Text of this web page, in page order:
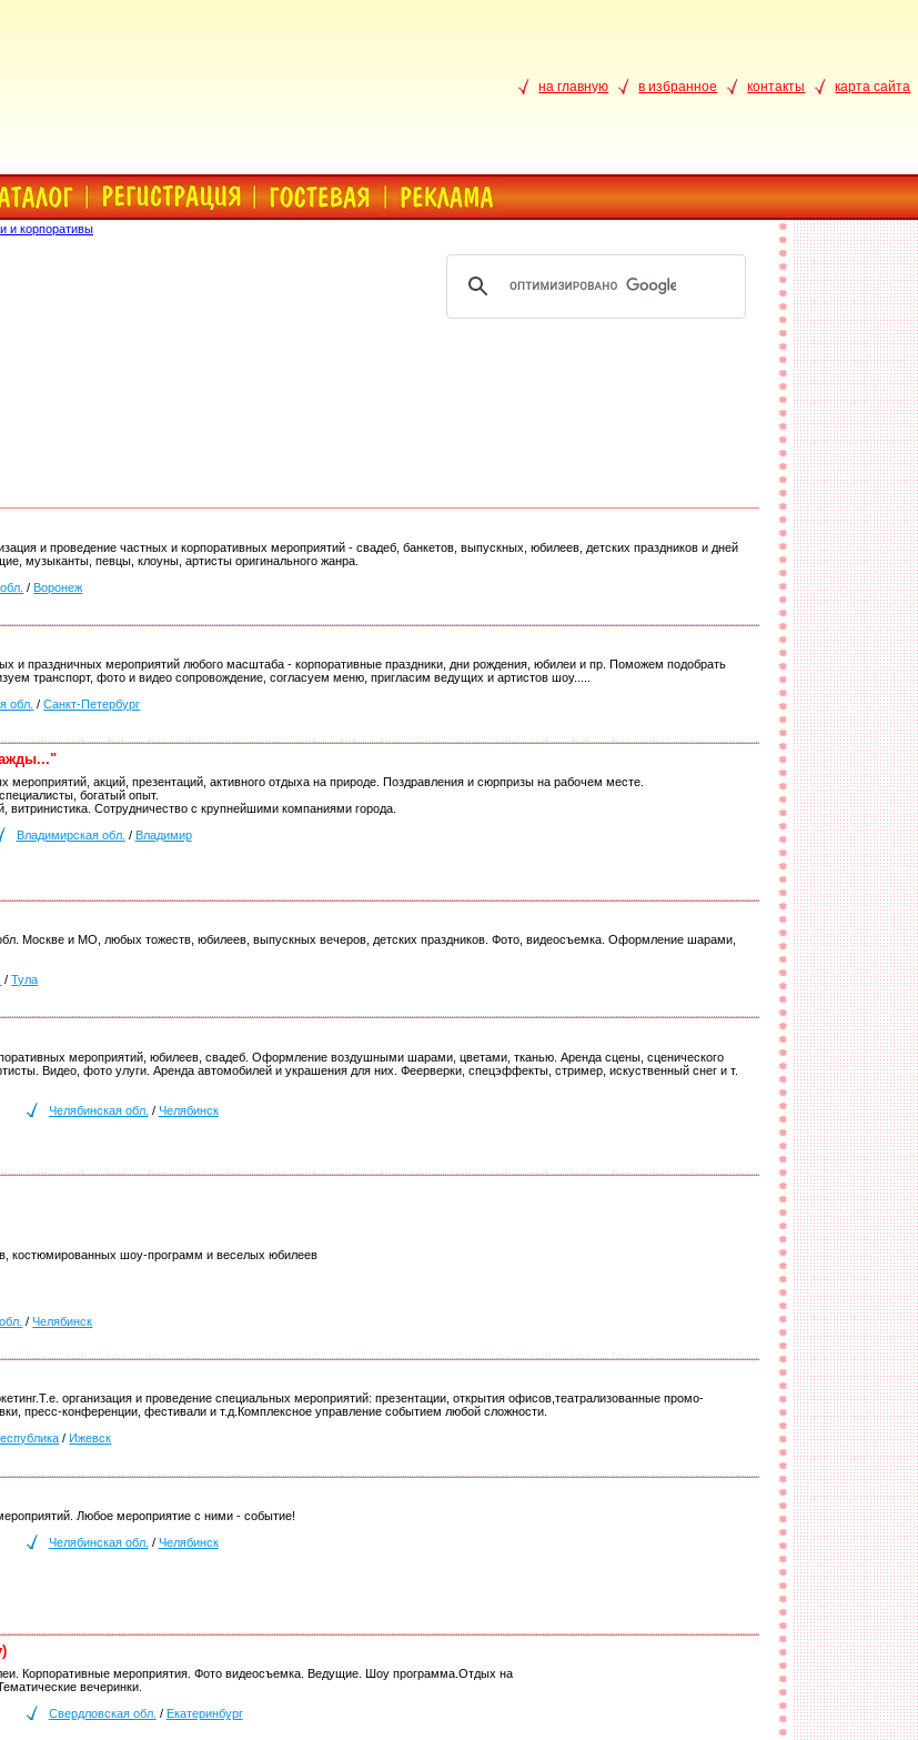
на главную в избранное контакты карта сайта
и корпоративы
и проведение частных и корпоративных мероприятий - свадеб, банкетов, выпускных, юбилеев, детских праздников и дней
музыканты, певцы, клоуны, артисты оригинального жанра.
/Воронеж
и праздничных мероприятий любого масштаба - корпоративные праздники, дни рождения, юбилеи и пр. Поможем подобрать
транспорт, фото и видео сопровождение, согласуем меню, пригласим ведущих и артистов шоу.....
обл. /Санкт-Петербург
мероприятий, акций, презентаций, активного отдыха на природе. Поздравления и сюрпризы на рабочем месте.
богатый опыт.
витринистика. Сотрудничество с крупнейшими компаниями города.
Владимирская обл. / Владимир
Москве и МО, любых тожеств, юбилеев, выпускных вечеров, детских праздников. Фото, видеосъемка. Оформление шарами,
/Тула
мероприятий, юбилеев, свадеб. Оформление воздушными шарами, цветами, тканью. Аренда сцены, сценического
Видео, фото улуги. Аренда автомобилей и украшения для них. Феерверки, спецэффекты, стример, искуственный снег и т.
Челябинская обл. / Челябинск
костюмированных шоу-программ и веселых юбилеев
/Челябинск
организация и проведение специальных мероприятий: презентации, открытия офисов,театрализованные промо-
пресс-конференции, фестивали и т.д.Комплексное управление событием любой сложности.
/ Ижевск
Любое мероприятие с ними - событие!
Челябинская обл. / Челябинск
Корпоративные мероприятия. Фото видеосъемка. Ведущие. Шоу программа.Отдых на
вечеринки.
Свердловская обл. / Екатеринбург